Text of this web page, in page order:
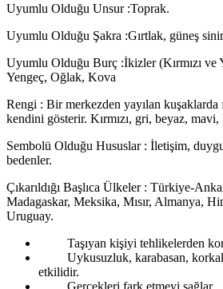
Uyumlu Olduğu Unsur :Toprak.
Uyumlu Olduğu Şakra :Gırtlak, güneş
Uyumlu Olduğu Burç :İkizler (Kırmızı ve
Yengeç, Oğlak, Kova
Rengi : Bir merkezden yayılan kuşaklarda
kendini gösterir. Kırmızı, gri, beyaz,
Sembolü Olduğu Hususlar : İletişim,
bedenler.
Çıkarıldığı Başlıca Ülkeler : Türkiye-
Madagaskar, Meksika, Mısır, Almanya,
Uruguay.
Taşıyan kişiyi tehlikelerden
Uykusuzluk, karabasan,
etkilidir.
Gerçekleri fark etmeyi sağlar.